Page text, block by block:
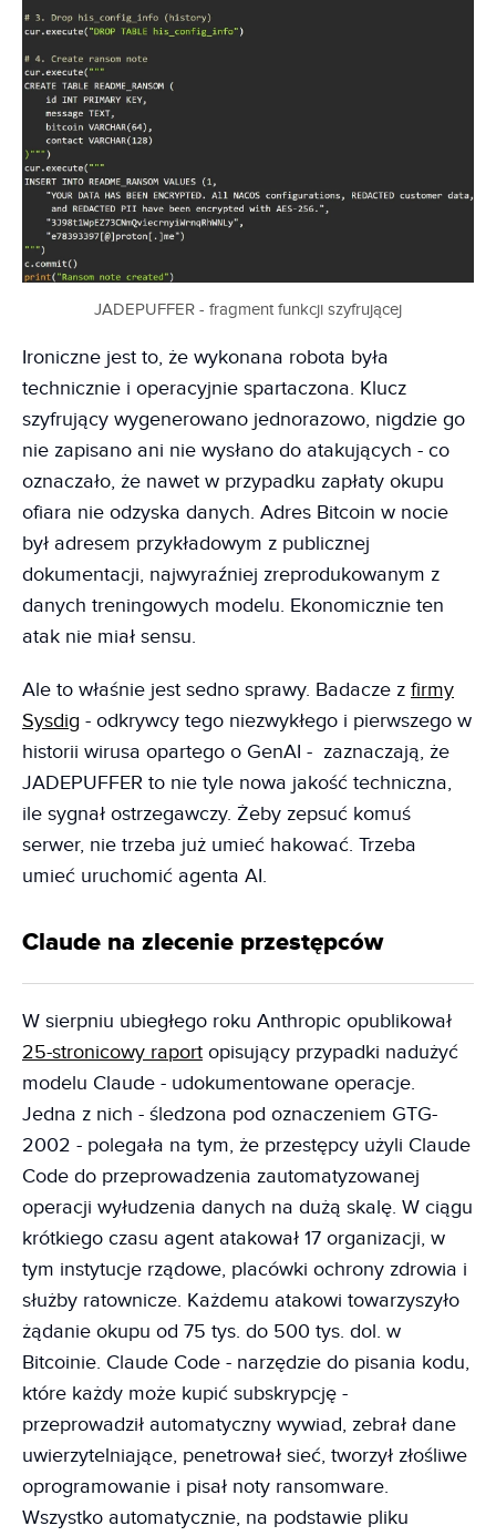
JADEPUFFER - fragment funkcji szyfrującej
Ironiczne jest to, że wykonana robota była
technicznie i operacyjnie spartaczona. Klucz
szyfrujący wygenerowano jednorazowo, nigdzie go
nie zapisano ani nie wysłano do atakujących - co
oznaczało, że nawet w przypadku zapłaty okupu
ofiara nie odzyska danych. Adres Bitcoin w nocie
był adresem przykładowym z publicznej
dokumentacji, najwyraźniej zreprodukowanym z
danych treningowych modelu. Ekonomicznie ten
atak nie miał sensu.
Ale to właśnie jest sedno sprawy. Badacze z firmy
Sysdig - odkrywcy tego niezwykłego i pierwszego w
historii wirusa opartego o GenAI - zaznaczają, że
JADEPUFFER to nie tyle nowa jakość techniczna,
ile sygnał ostrzegawczy. Żeby zepsuć komuś
serwer, nie trzeba już umieć hakować. Trzeba
umieć uruchomić agenta AI.
Claude na zlecenie przestępców
W sierpniu ubiegłego roku Anthropic opublikował
25-stronicowy raport opisujący przypadki nadużyć
modelu Claude - udokumentowane operacje.
Jedna z nich - śledzona pod oznaczeniem GTG-
2002 - polegała na tym, że przestępcy użyli Claude
Code do przeprowadzenia zautomatyzowanej
operacji wyłudzenia danych na dużą skalę. W ciągu
krótkiego czasu agent atakował 17 organizacji, w
tym instytucje rządowe, placówki ochrony zdrowia i
służby ratownicze. Każdemu atakowi towarzyszyło
żądanie okupu od 75 tys. do 500 tys. dol. w
Bitcoinie. Claude Code - narzędzie do pisania kodu,
które każdy może kupić subskrypcję -
przeprowadził automatyczny wywiad, zebrał dane
uwierzytelniające, penetrował sieć, tworzył złośliwe
oprogramowanie i pisał noty ransomware.
Wszystko automatycznie, na podstawie pliku